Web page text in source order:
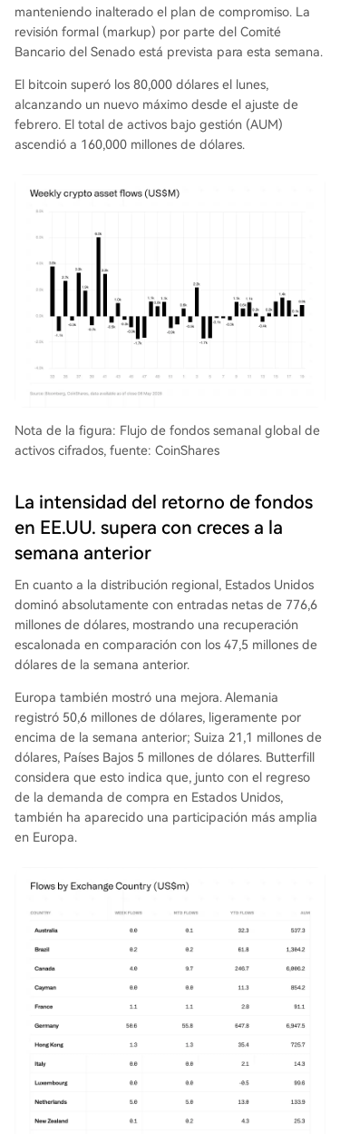
manteniendo inalterado el plan de compromiso. La
revisión formal (markup) por parte del Comité
Bancario del Senado está prevista para esta semana.
El bitcoin superó los 80,000 dólares el lunes,
alcanzando un nuevo máximo desde el ajuste de
febrero. El total de activos bajo gestión (AUM)
ascendió a 160,000 millones de dólares.
Nota de la figura: Flujo de fondos semanal global de
activos cifrados, fuente: CoinShares
La intensidad del retorno de fondos
en EE.UU. supera con creces a la
semana anterior
En cuanto a la distribución regional, Estados Unidos
dominó absolutamente con entradas netas de 776,6
millones de dólares, mostrando una recuperación
escalonada en comparación con los 47,5 millones de
dólares de la semana anterior.
Europa también mostró una mejora. Alemania
registró 50,6 millones de dólares, ligeramente por
encima de la semana anterior; Suiza 21,1 millones de
dólares, Países Bajos 5 millones de dólares. Butterfill
considera que esto indica que, junto con el regreso
de la demanda de compra en Estados Unidos,
también ha aparecido una participación más amplia
en Europa.